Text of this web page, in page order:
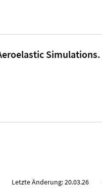
Simulations.
Letzte Änderung: 20.03.26